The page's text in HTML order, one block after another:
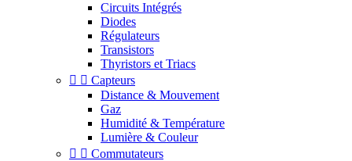
Circuits Intégrés
Diodes
Régulateurs
Transistors
Thyristors et Triacs
  Capteurs
Distance & Mouvement
Gaz
Humidité & Température
Lumière & Couleur
  Commutateurs